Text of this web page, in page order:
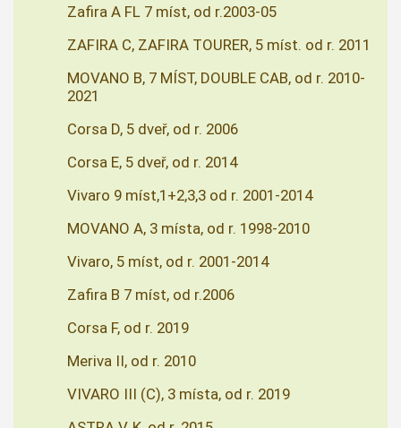
Zafira A FL 7 míst, od r.2003-05
ZAFIRA C, ZAFIRA TOURER, 5 míst. od r. 2011
MOVANO B, 7 MÍST, DOUBLE CAB, od r. 2010-
2021
Corsa D, 5 dveř, od r. 2006
Corsa E, 5 dveř, od r. 2014
Vivaro 9 míst,1+2,3,3 od r. 2001-2014
MOVANO A, 3 místa, od r. 1998-2010
Vivaro, 5 míst, od r. 2001-2014
Zafira B 7 míst, od r.2006
Corsa F, od r. 2019
Meriva II, od r. 2010
VIVARO III (C), 3 místa, od r. 2019